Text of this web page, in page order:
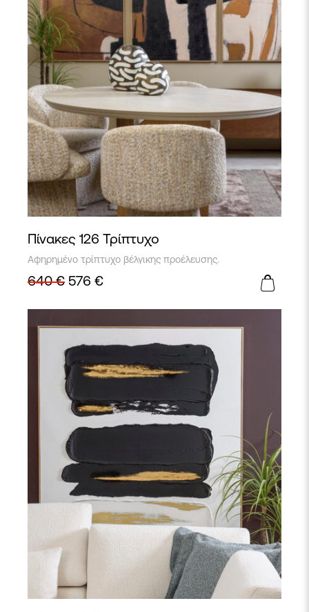
Πίνακες 126 Τρίπτυχο
Αφηρημένο τρίπτυχο βέλγικης προέλευσης.
640€ 576 €